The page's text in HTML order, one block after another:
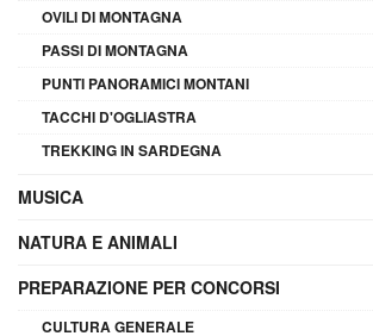
OVILI DI MONTAGNA
PASSI DI MONTAGNA
PUNTI PANORAMICI MONTANI
TACCHI D'OGLIASTRA
TREKKING IN SARDEGNA
MUSICA
NATURA E ANIMALI
PREPARAZIONE PER CONCORSI
CULTURA GENERALE